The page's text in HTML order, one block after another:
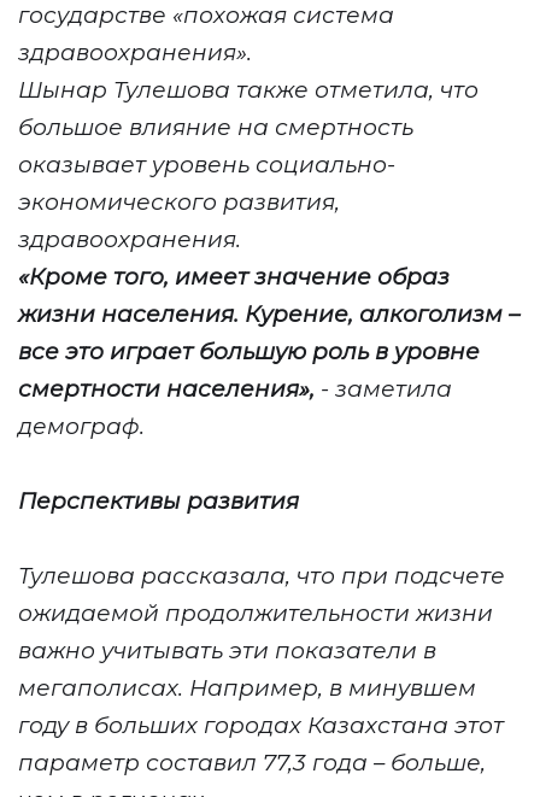
государстве «похожая система
здравоохранения».
Шынар Тулешова также отметила, что
большое влияние на смертность
оказывает уровень социально-
экономического развития,
здравоохранения.
«Кроме того, имеет значение образ
жизни населения. Курение, алкоголизм –
все это играет большую роль в уровне
смертности населения», - заметила
демограф.
Перспективы развития
Тулешова рассказала, что при подсчете
ожидаемой продолжительности жизни
важно учитывать эти показатели в
мегаполисах. Например, в минувшем
году в больших городах Казахстана этот
параметр составил 77,3 года – больше,